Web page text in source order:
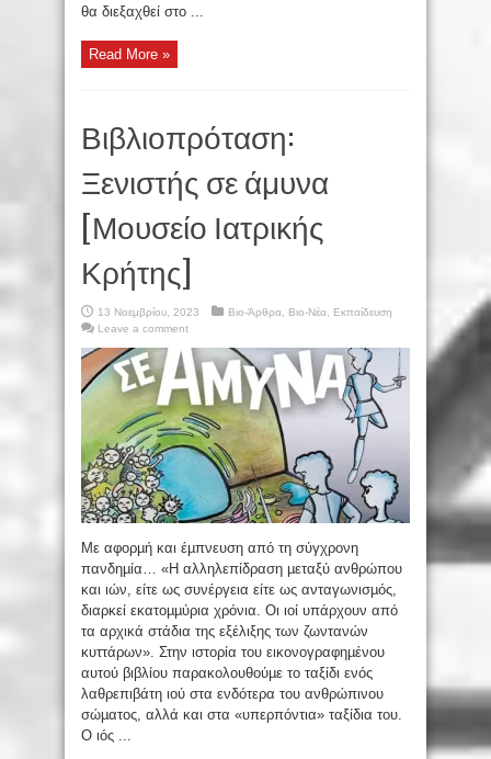
θα διεξαχθεί στο ...
Read More »
Βιβλιοπρόταση:
Ξενιστής σε άμυνα
[Μουσείο Ιατρικής
Κρήτης]
13 Νοεμβρίου, 2023 Βιο-Άρθρα Βιο-Νέα
Εκπαίδευση
Leave a comment
Με αφορµή και έµπνευση από τη σύγχρονη
πανδηµία… «Η αλληλεπίδραση µεταξύ ανθρώπου
και ιών, είτε ως συνέργεια είτε ως ανταγωνισµός,
διαρκεί εκατοµµύρια χρόνια. Οι ιοί υπάρχουν από
τα αρχικά στάδια της εξέλιξης των ζωντανών
κυττάρων». Στην ιστορία του εικονογραφηµένου
αυτού βιβλίου παρακολουθούµε το ταξίδι ενός
λαθρεπιβάτη ιού στα ενδότερα του ανθρώπινου
σώµατος, αλλά και στα «υπερπόντια» ταξίδια του.
Ο ιός ...